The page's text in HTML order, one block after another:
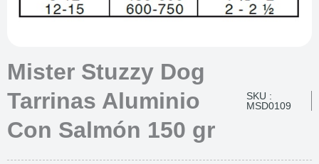
Mister Stuzzy Dog
Tarrinas Aluminio
Con Salmón 150 gr
SKU :
MSD0109